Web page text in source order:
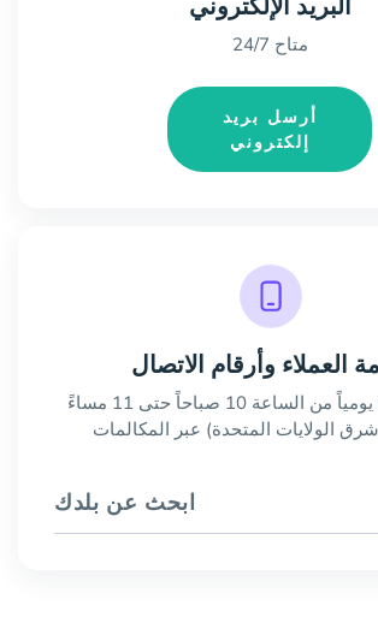
البريد الإلكتروني
متاح 24/7
أرسل بريد
إلكتروني
العملاء وأرقام الاتصال
خدمة العملاء يومياً من الساعة 10 صباحاً حتى 11 مساءً
ابحث عن بلدك